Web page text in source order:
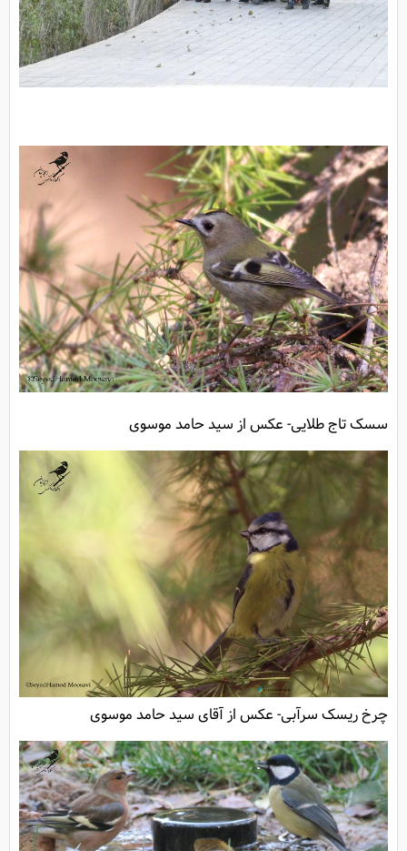
سسک تاج طلایی- عکس از سید حامد موسوی
چرخ ریسک سرآبی- عکس از آقای سید حامد موسوی